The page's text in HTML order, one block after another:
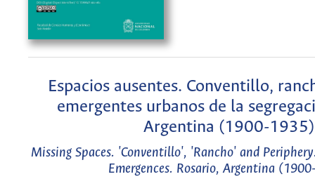
Espacios ausentes. Conventillo,
emergentes urbanos de la
Argentina (1900-1935)
Missing Spaces. 'Conventillo', 'Rancho' and
Emergences. Rosario, Argentina